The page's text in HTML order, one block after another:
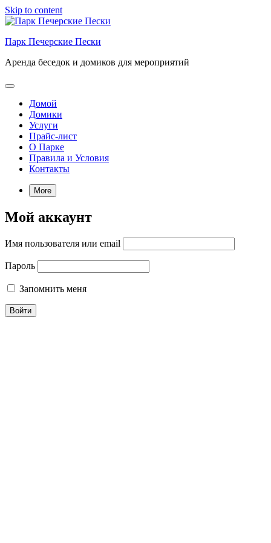
Skip to content
Парк Печерские Пески
Аренда беседок и домиков для мероприятий
Домой
Домики
Услуги
Прайс-лист
О Парке
Правила и Условия
Контакты
More
Мой аккаунт
Имя пользователя или email
Пароль
Запомнить меня